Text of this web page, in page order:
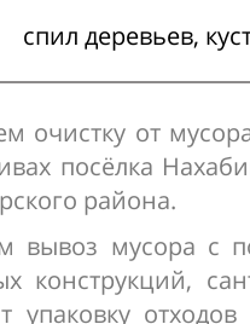
спил деревьев,
очистку от
посёлка
района.
вывоз мусора с
конструкций,
упаковку